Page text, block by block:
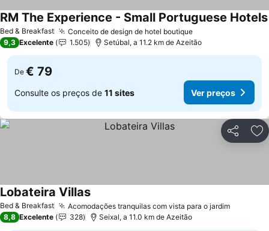
Bed & Breakfast Conceito de design de hotel boutiqueVer preços
RM The Experience - Small Portuguese Hotels
9,3 Excelente 1.505 Setúbal, a 11.2 km de Azeitão
De € 79
Consulte os preços de 11 sites Ver preços
Partilhar
Bed & Breakfast Acomodações tranquilas com vista para o jardimVer
Lobateira VillasVer preços
8,8 Excelente 328 Seixal, a 11.0 km de Azeitão